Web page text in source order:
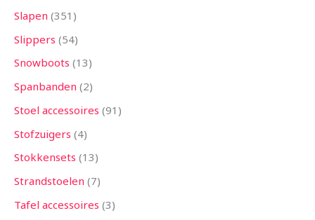
Slapen 351
Slippers 54
Snowboots 13
Spanbanden 2
Stoel accessoires 91
Stofzuigers 4
Stokkensets 13
Strandstoelen 7
Tafel accessoires 3